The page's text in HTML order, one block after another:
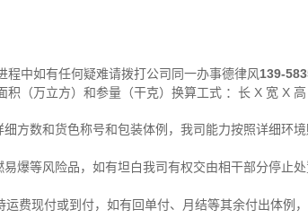
程中如有任何疑难请拨打公司同一办事德律风 139-
积（万立方）和参量（干克）换算工式 ：长 X 宽 X
方数和货色称号和包装体例，我司能力按照详细环境
爆等风险品，如有坦白我司有权交由相干部分停止处
费现付或到付，如有回单付、月结等其余付出体例，